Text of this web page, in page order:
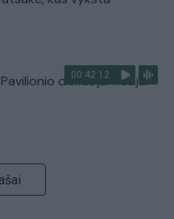
00:42:12
diskusija: Rusija